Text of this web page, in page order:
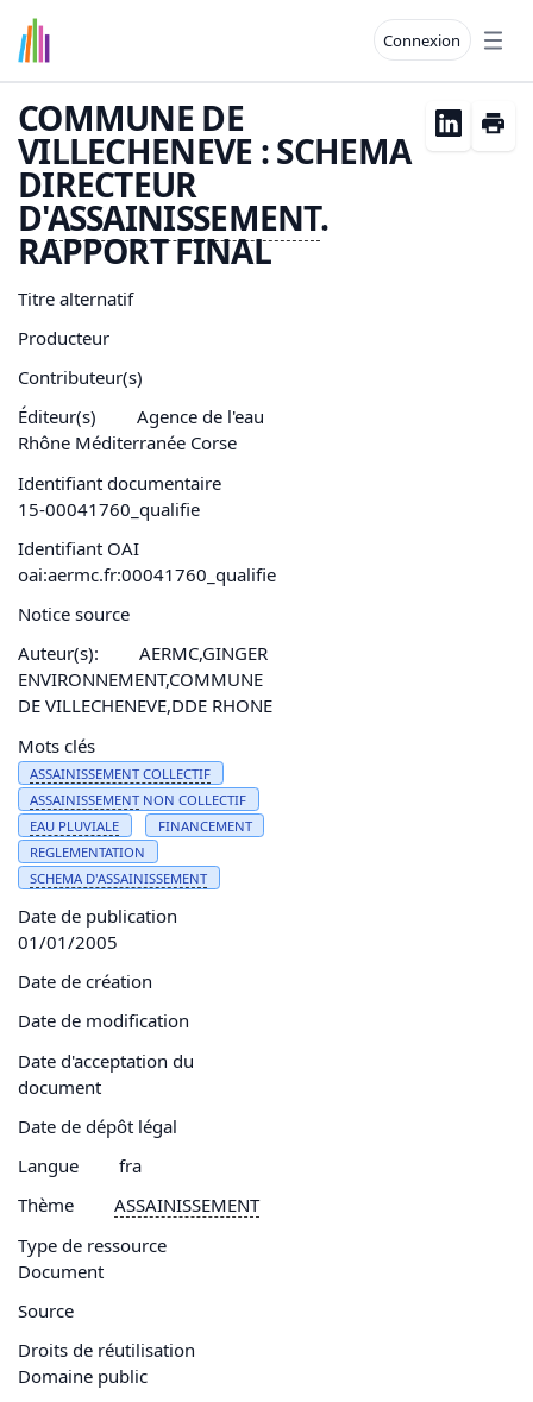
Connexion
COMMUNE DE
VILLECHENEVE : SCHEMA
DIRECTEUR
D'ASSAINISSEMENT.
RAPPORT FINAL
Titre alternatif
Producteur
Contributeur(s)
Éditeur(s)
Agence de l'eau
Rhône Méditerranée Corse
Identifiant documentaire
15-00041760_qualifie
Identifiant OAI
oai:aermc.fr:00041760_qualifie
Notice source
Auteur(s):
AERMC,GINGER
ENVIRONNEMENT,COMMUNE
DE VILLECHENEVE,DDE RHONE
Mots clés
ASSAINISSEMENT COLLECTIF
ASSAINISSEMENT NON COLLECTIF
EAU PLUVIALE
FINANCEMENT
REGLEMENTATION
SCHEMA D'ASSAINISSEMENT
Date de publication
01/01/2005
Date de création
Date de modification
Date d'acceptation du
document
Date de dépôt légal
Langue
fra
Thème
ASSAINISSEMENT
Type de ressource
Document
Source
Droits de réutilisation
Domaine public